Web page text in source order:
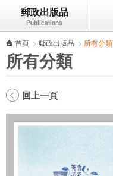
跳到主要內容區塊
郵政出版品
首頁 > 郵政出版品 > 所有分類
所有分類
回上一頁